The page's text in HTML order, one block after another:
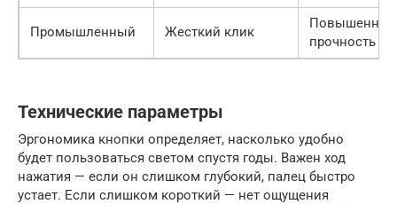
Промышленный Жесткий клик
Повышенная
прочность
Технические параметры
Эргономика кнопки определяет, насколько удобно
будет пользоваться светом спустя годы. Важен ход
нажатия — если он слишком глубокий, палец быстро
устает. Если слишком короткий — нет ощущения